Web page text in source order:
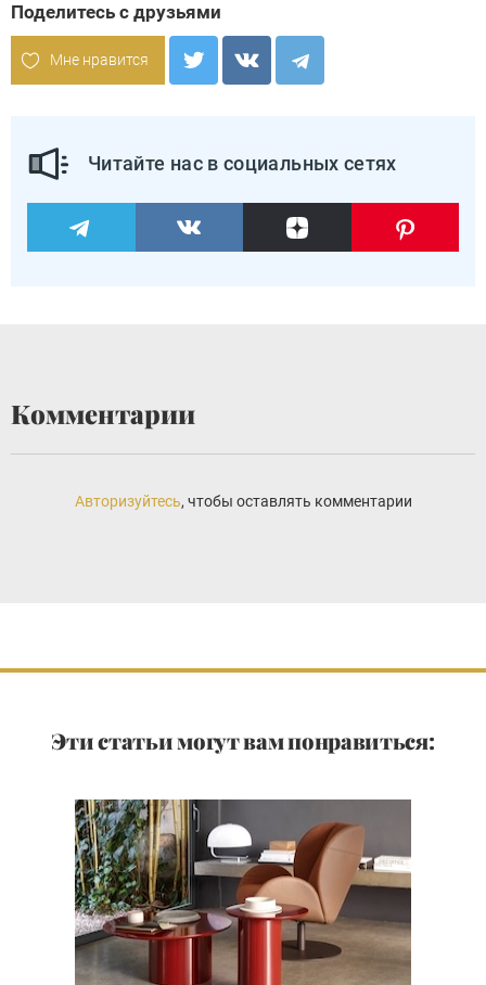
Поделитесь с друзьями
Мне нравится
Читайте нас в социальных сетях
Комментарии
Авторизуйтесь, чтобы оставлять комментарии
Эти статьи могут вам понравиться: